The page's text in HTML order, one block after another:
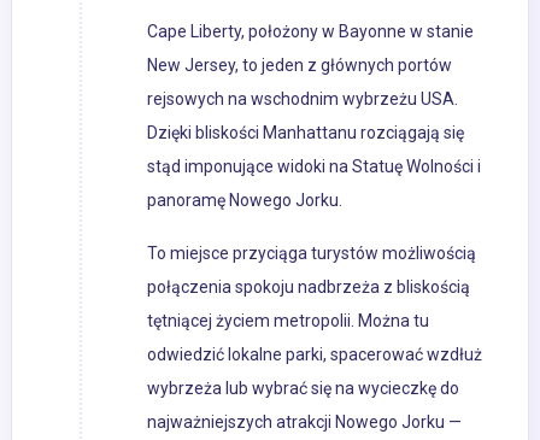
Cape Liberty, położony w Bayonne w stanie
New Jersey, to jeden z głównych portów
rejsowych na wschodnim wybrzeżu USA.
Dzięki bliskości Manhattanu rozciągają się
stąd imponujące widoki na Statuę Wolności i
panoramę Nowego Jorku.
To miejsce przyciąga turystów możliwością
połączenia spokoju nadbrzeża z bliskością
tętniącej życiem metropolii. Można tu
odwiedzić lokalne parki, spacerować wzdłuż
wybrzeża lub wybrać się na wycieczkę do
najważniejszych atrakcji Nowego Jorku —